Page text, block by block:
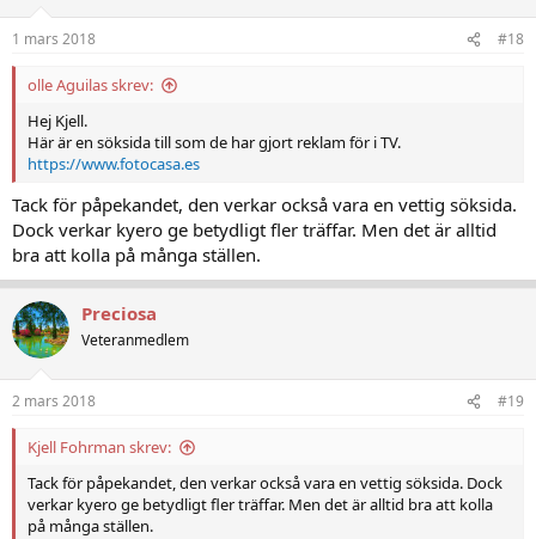
1 mars 2018 #18
olle Aguilas skrev:
Hej Kjell.
Här är en söksida till som de har gjort reklam för i TV.
https://www.fotocasa.es
Tack för påpekandet, den verkar också vara en vettig söksida.
Dock verkar kyero ge betydligt fler träffar. Men det är alltid
bra att kolla på många ställen.
Preciosa
Veteranmedlem
2 mars 2018 #19
Kjell Fohrman skrev:
Tack för påpekandet, den verkar också vara en vettig söksida. Dock
verkar kyero ge betydligt fler träffar. Men det är alltid bra att kolla
på många ställen.